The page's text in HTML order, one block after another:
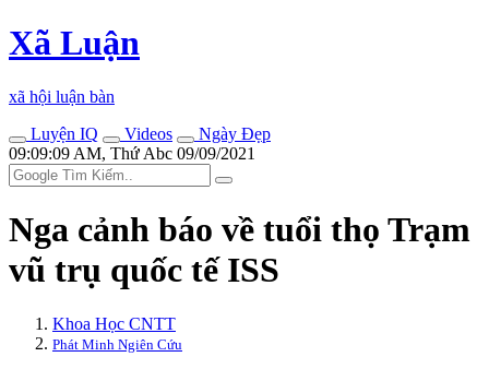
Xã Luận
xã hội luận bàn
Luyện IQ
Videos
Ngày Đẹp
09:09:09 AM, Thứ Abc 09/09/2021
Nga cảnh báo về tuổi thọ Trạm
vũ trụ quốc tế ISS
Khoa Học CNTT
Phát Minh Ngiên Cứu